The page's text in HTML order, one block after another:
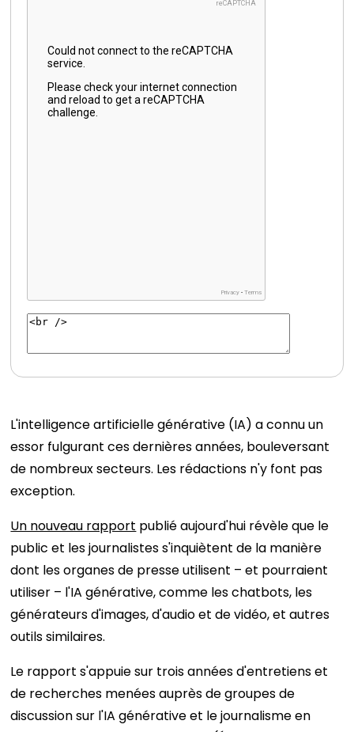
L'intelligence artificielle générative (IA) a connu un
essor fulgurant ces dernières années, bouleversant
de nombreux secteurs. Les rédactions n'y font pas
exception.
Un nouveau rapport publié aujourd'hui révèle que le
public et les journalistes s'inquiètent de la manière
dont les organes de presse utilisent – ​​et pourraient
utiliser – l'IA générative, comme les chatbots, les
générateurs d'images, d'audio et de vidéo, et autres
outils similaires.
Le rapport s'appuie sur trois années d'entretiens et
de recherches menées auprès de groupes de
discussion sur l'IA générative et le journalisme en